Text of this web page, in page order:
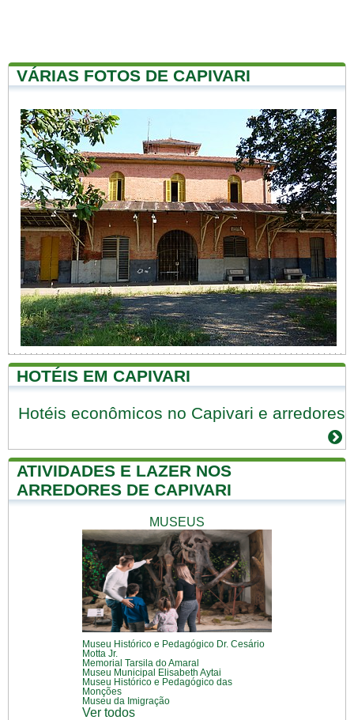
VÁRIAS FOTOS DE CAPIVARI
HOTÉIS EM CAPIVARI
Hotéis econômicos no Capivari e arredores
ATIVIDADES E LAZER NOS
ARREDORES DE CAPIVARI
MUSEUS
Museu Histórico e Pedagógico Dr. Cesário
Motta Jr.
Memorial Tarsila do Amaral
Museu Municipal Elisabeth Aytai
Museu Histórico e Pedagógico das
Monções
Museu da Imigração
Ver todos